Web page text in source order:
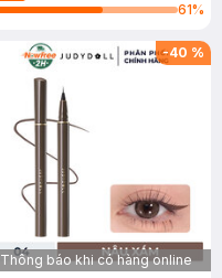
61%
-40 %
Thông báo khi có hàng online